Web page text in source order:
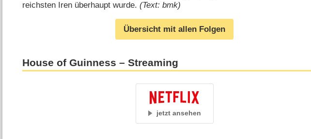
reichsten Iren überhaupt wurde.(Text: bmk)
Übersicht mit allen Folgen
House of Guinness – Streaming
jetzt ansehen